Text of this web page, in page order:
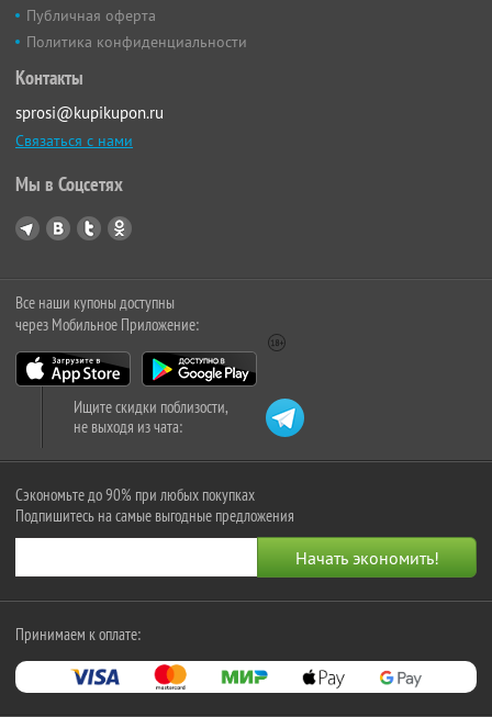
Публичная оферта
Политика конфиденциальности
Контакты
sprosi@kupikupon.ru
Связаться с нами
Мы в Соцсетях
Все наши купоны доступны
через Мобильное Приложение:
Ищите скидки поблизости,
не выходя из чата:
Сэкономьте до 90% при любых покупках
Подпишитесь на самые выгодные предложения
Принимаем к оплате: